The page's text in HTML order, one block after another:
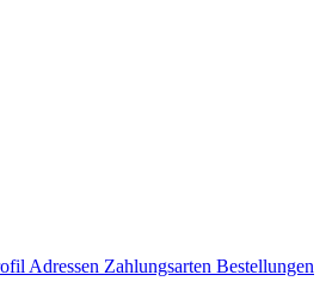
Adressen Zahlungsarten Bestellungen